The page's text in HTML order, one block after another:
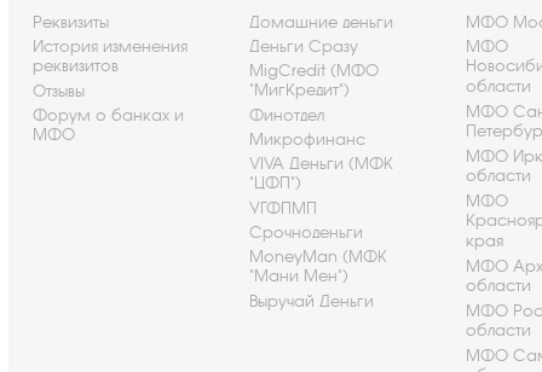
Реквизиты
История изменения
реквизитов
Отзывы
Форум о банках и
МФО
Домашние деньги
Деньги Сразу
MigCredit (МФО
"МигКредит")
Финотдел
Микрофинанс
VIVA Деньги (МФК
"ЦФП")
УГФПМП
Срочноденьги
MoneyMan (МФК
"Мани Мен")
Выручай Деньги
МФО
МФО
области
МФО
МФО
области
МФО
края
МФО
области
МФО
области
МФО